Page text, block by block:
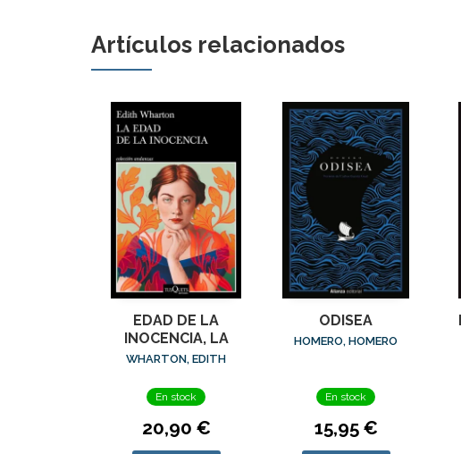
Artículos relacionados
EDAD DE LA
INOCENCIA, LA
WHARTON, EDITH
En stock
20,90 €
ODISEA
HOMERO, HOMERO
En stock
15,95 €